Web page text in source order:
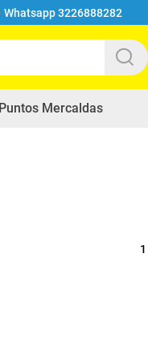
Whatsapp 3226888282
Puntos Mercaldas
1